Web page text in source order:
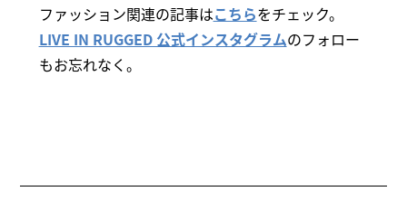
ファッション関連の記事はこちらをチェック。
LIVE IN RUGGED 公式インスタグラムのフォロー
もお忘れなく。